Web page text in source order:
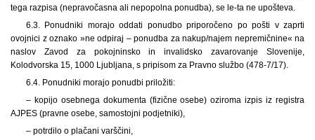
tega razpisa (nepravočasna ali nepopolna ponudba), se le-ta ne upošteva.
6.3. Ponudniki morajo oddati ponudbo priporočeno po pošti v zaprti
ovojnici z oznako »ne odpiraj – ponudba za nakup/najem nepremičnine« na
naslov Zavod za pokojninsko in invalidsko zavarovanje Slovenije,
Kolodvorska 15, 1000 Ljubljana, s pripisom za Pravno službo (478-7/17).
6.4. Ponudniki morajo ponudbi priložiti:
– kopijo osebnega dokumenta (fizične osebe) oziroma izpis iz registra
AJPES (pravne osebe, samostojni podjetniki),
– potrdilo o plačani varščini,